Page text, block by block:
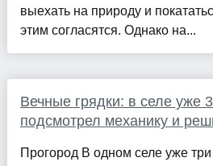
выехать на природу и
этим согласятся. Однако на...
Вечные грядки: в селе уже
подсмотрел механику и
Прогород В одном селе уже три